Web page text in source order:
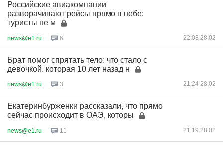
Российские авиакомпании
разворачивают рейсы прямо в небе:
туристы не м
news@e1.ru 6 22:08 28.02
Брат помог спрятать тело: что стало с
девочкой, которая 10 лет назад н
news@e1.ru 3 21:24 28.02
Екатеринбурженки рассказали, что прямо
сейчас происходит в ОАЭ, которы
news@e1.ru 11 21:19 28.02